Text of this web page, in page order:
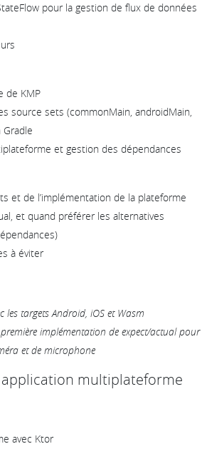
pour la gestion de flux de données
de KMP
source sets (commonMain, androidMain,
et gestion des dépendances
et de l’implémentation de la plateforme
et quand préférer les alternatives
à éviter
les targets Android, iOS et Wasm
implémentation de expect/actual pour
et de microphone
application multiplateforme
avec Ktor